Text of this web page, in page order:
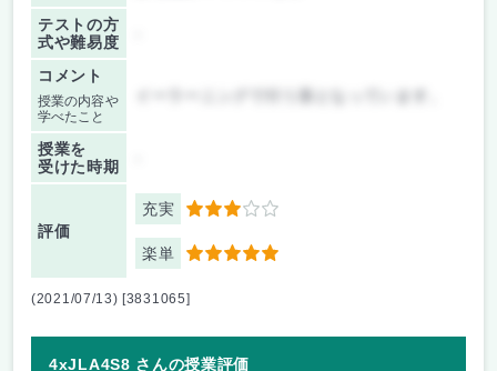
テストの方
式や難易度
コメント
授業の内容や
学べたこと
授業を
受けた時期
評価
充実 3
楽単 5
(2021/07/13) [3831065]
4xJLA4S8 さんの授業評価